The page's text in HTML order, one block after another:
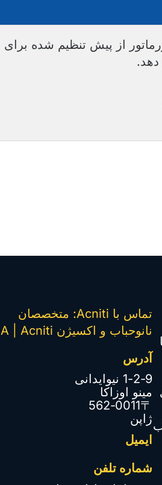
از پیش تنظیم شده برای
دهد.
تماس با Acniti: متخصصان
نانوحباب و اکسیژن PSA | Acniti
آدرس
1-2-9 نیوایدانی
مینو اوزاکا
〒562-0011
ژاپن
ایمیل
شماره تلفن